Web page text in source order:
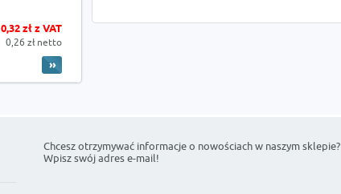
0,32 zł z VAT
0,26 zł netto
Chcesz otrzymywać informacje o nowościach w naszym sklepie?
Wpisz swój adres e-mail!